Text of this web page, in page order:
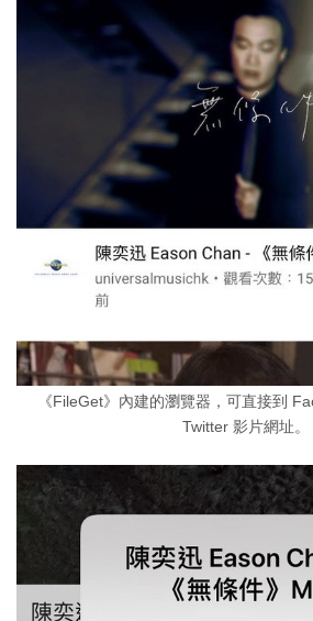
《FileGet》內建的瀏覽器，可直接到
Twitter 影片網址。